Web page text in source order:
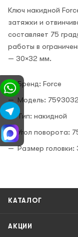
Ключ накидной
затяжки и
составляет 75
работы в
— 30×32 мм.
Бренд: Force
Модель: 7593032
Тип: накидной
Угол поворота:
Размер
КАТАЛОГ
АКЦИИ